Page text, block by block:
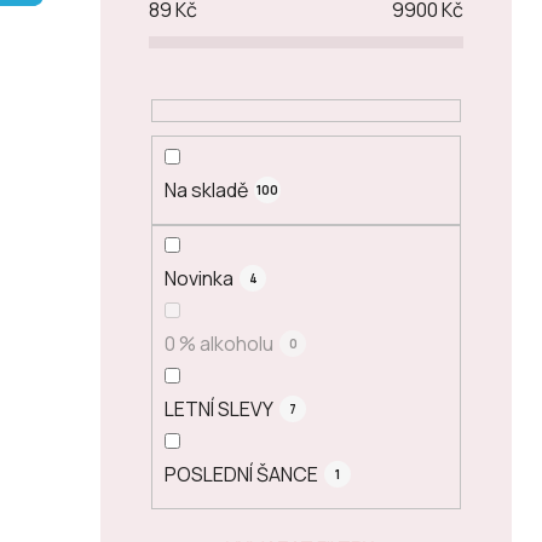
89Kč 9900Kč
Na skladě 100
Novinka 4
0 % alkoholu 0
LETNÍ SLEVY 7
POSLEDNÍ ŠANCE 1